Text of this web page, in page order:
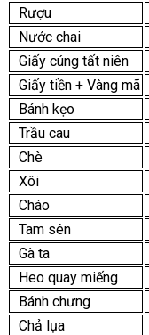
Rượu
Nước chai
Giấy cúng tất niên
Giấy tiền + Vàng mã
Bánh kẹo
Trầu cau
Chè
Xôi
Cháo
Tam sên
Gà ta
Heo quay miếng
Bánh chưng
Chả lụa